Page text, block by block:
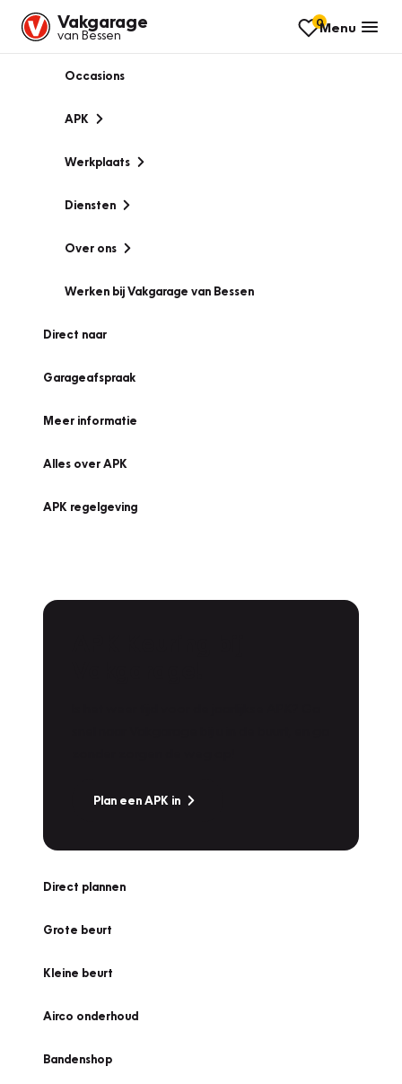
Vakgarage
van Bessen
0Menu
Occasions
APK
Werkplaats
Diensten
Over ons
Werken bij Vakgarage van Bessen
Direct naar
Garageafspraak
Meer informatie
Alles over APK
APK regelgeving
Plan een APK in
Direct plannen
Grote beurt
Kleine beurt
Airco onderhoud
Bandenshop